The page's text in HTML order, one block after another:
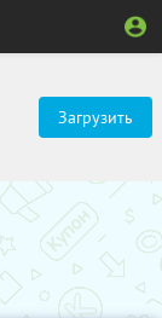
Загрузить